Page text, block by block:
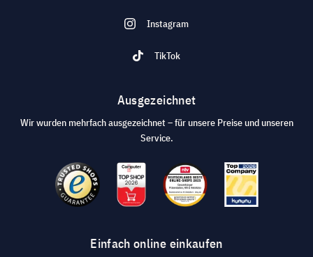
Instagram
TikTok
Ausgezeichnet
Wir wurden mehrfach ausgezeichnet – für unsere Preise und unseren
Service.
Einfach online einkaufen